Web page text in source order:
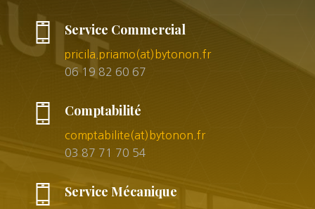
Service Commercial
pricila.priamo(at)bytonon.fr
06 19 82 60 67
Comptabilité
comptabilite(at)bytonon.fr
03 87 71 70 54
Service Mécanique